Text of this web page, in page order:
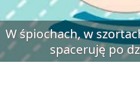
W śpiochach, w
spaceruję po